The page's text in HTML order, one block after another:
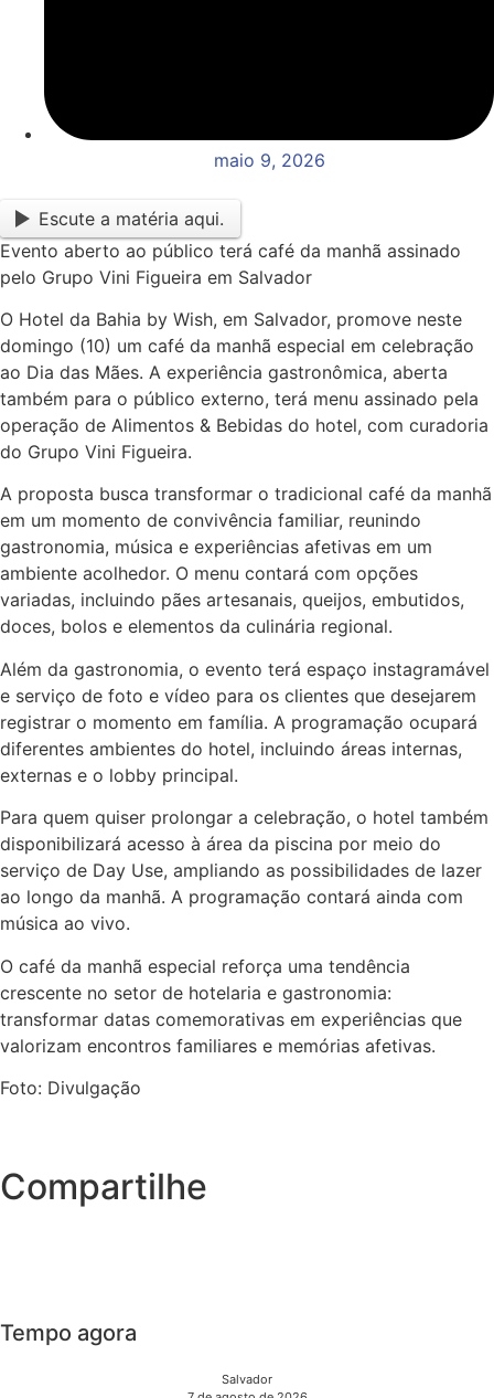
maio 9, 2026
Escute a matéria aqui.
Evento aberto ao público terá café da manhã assinado
pelo Grupo Vini Figueira em Salvador
O Hotel da Bahia by Wish, em Salvador, promove neste
domingo (10) um café da manhã especial em celebração
ao Dia das Mães. A experiência gastronômica, aberta
também para o público externo, terá menu assinado pela
operação de Alimentos & Bebidas do hotel, com curadoria
do Grupo Vini Figueira.
A proposta busca transformar o tradicional café da manhã
em um momento de convivência familiar, reunindo
gastronomia, música e experiências afetivas em um
ambiente acolhedor. O menu contará com opções
variadas, incluindo pães artesanais, queijos, embutidos,
doces, bolos e elementos da culinária regional.
Além da gastronomia, o evento terá espaço instagramável
e serviço de foto e vídeo para os clientes que desejarem
registrar o momento em família. A programação ocupará
diferentes ambientes do hotel, incluindo áreas internas,
externas e o lobby principal.
Para quem quiser prolongar a celebração, o hotel também
disponibilizará acesso à área da piscina por meio do
serviço de Day Use, ampliando as possibilidades de lazer
ao longo da manhã. A programação contará ainda com
música ao vivo.
O café da manhã especial reforça uma tendência
crescente no setor de hotelaria e gastronomia:
transformar datas comemorativas em experiências que
valorizam encontros familiares e memórias afetivas.
Foto: Divulgação
Compartilhe
Tempo agora
Salvador